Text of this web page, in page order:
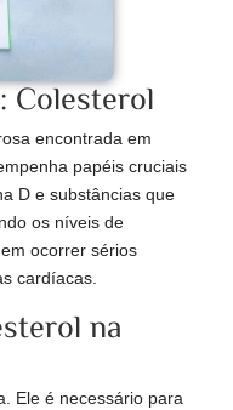
Colesterol
encontrada em
papéis cruciais
D e substâncias que
os níveis de
ocorrer sérios
cardíacas.
na
Ele é necessário para